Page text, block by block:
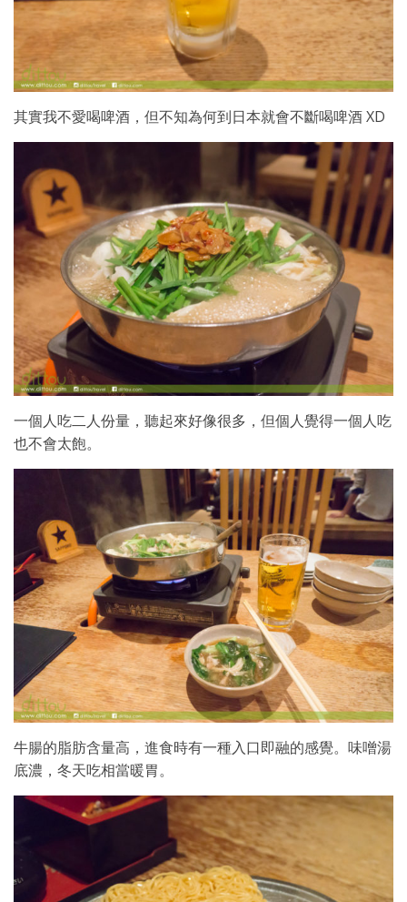
其實我不愛喝啤酒，但不知為何到日本就會不斷喝啤酒 XD
一個人吃二人份量，聽起來好像很多，但個人覺得一個人吃
也不會太飽。
牛腸的脂肪含量高，進食時有一種入口即融的感覺。味噌湯
底濃，冬天吃相當暖胃。